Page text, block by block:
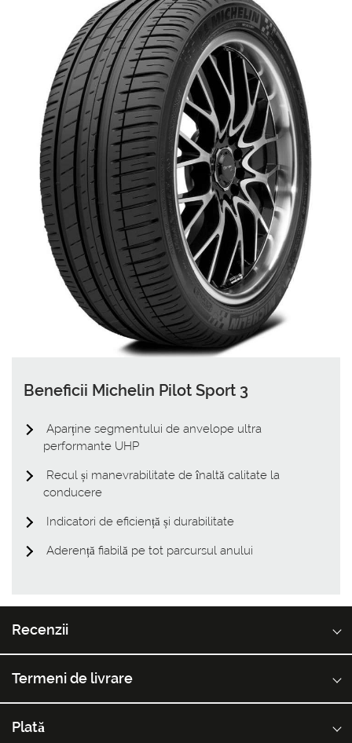
Beneficii Michelin Pilot Sport 3
Aparține segmentului de anvelope ultra
performante UHP
Recul și manevrabilitate de înaltă calitate la
conducere
Indicatori de eficiență și durabilitate
Aderență fiabilă pe tot parcursul anului
Recenzii
Termeni de livrare
Plată